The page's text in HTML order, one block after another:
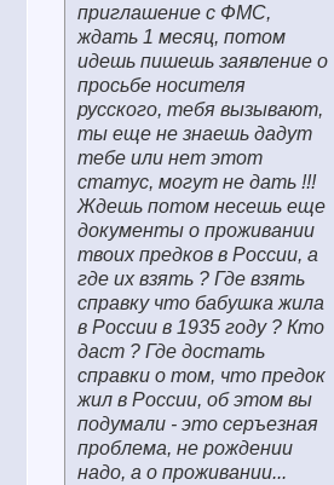
приглашение с ФМС,
ждать 1 месяц, потом
идешь пишешь заявление о
просьбе носителя
русского, тебя вызывают,
ты еще не знаешь дадут
тебе или нет этот
статус, могут не дать !!!
Ждешь потом несешь еще
документы о проживании
твоих предков в России, а
где их взять ? Где взять
справку что бабушка жила
в России в 1935 году ? Кто
даст ? Где достать
справки о том, что предок
жил в России, об этом вы
подумали - это серъезная
проблема, не рождении
надо, а о проживании...